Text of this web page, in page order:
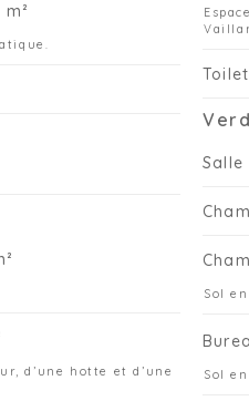
d’une hotte et d’une
Salle
Sol
Sol